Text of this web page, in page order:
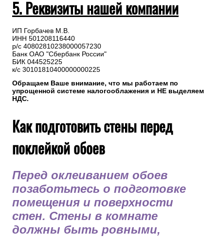
5. Реквизиты нашей компании
ИП Горбачев М.В.
ИНН 501208116440
р/с 40802810238000057230
Банк ОАО "Сбербанк России"
БИК 044525225
к/с 30101810400000000225
Обращаем Ваше внимание, что мы работаем по
упрощенной системе налогооблажения и НЕ выделяем
НДС.
Как подготовить стены перед
поклейкой обоев
Перед оклеиванием обоев
позаботьтесь о подготовке
помещения и поверхности
стен. Стены в комнате
должны быть ровными,